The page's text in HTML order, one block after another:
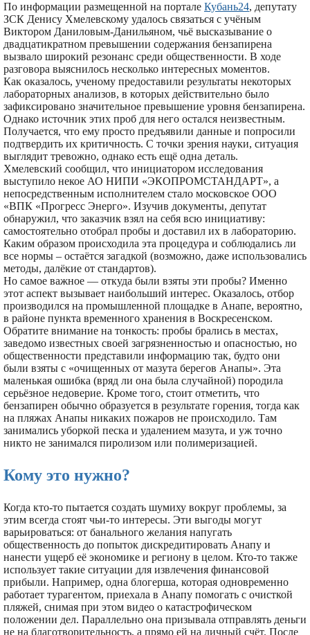
По информации размещенной на портале Кубань24, депутату
ЗСК Денису Хмелевскому удалось связаться с учёным
Виктором Даниловым-Данильяном, чьё высказывание о
двадцатикратном превышении содержания бензапирена
вызвало широкий резонанс среди общественности. В ходе
разговора выяснилось несколько интересных моментов.
Как оказалось, ученому предоставили результаты некоторых
лабораторных анализов, в которых действительно было
зафиксировано значительное превышение уровня бензапирена.
Однако источник этих проб для него остался неизвестным.
Получается, что ему просто предъявили данные и попросили
подтвердить их критичность. С точки зрения науки, ситуация
выглядит тревожно, однако есть ещё одна деталь.
Хмелевский сообщил, что инициатором исследования
выступило некое АО НИПИ «ЭКОПРОМСТАНДАРТ», а
непосредственным исполнителем стало московское ООО
«ВПК «Прогресс Энерго». Изучив документы, депутат
обнаружил, что заказчик взял на себя всю инициативу:
самостоятельно отобрал пробы и доставил их в лабораторию.
Каким образом происходила эта процедура и соблюдались ли
все нормы – остаётся загадкой (возможно, даже использовались
методы, далёкие от стандартов).
Но самое важное — откуда были взяты эти пробы? Именно
этот аспект вызывает наибольший интерес. Оказалось, отбор
производился на промышленной площадке в Анапе, вероятно,
в районе пункта временного хранения в Воскресенском.
Обратите внимание на тонкость: пробы брались в местах,
заведомо известных своей загрязненностью и опасностью, но
общественности представили информацию так, будто они
были взяты с «очищенных от мазута берегов Анапы». Эта
маленькая ошибка (вряд ли она была случайной) породила
серьёзное недоверие. Кроме того, стоит отметить, что
бензапирен обычно образуется в результате горения, тогда как
на пляжах Анапы никаких пожаров не происходило. Там
занимались уборкой песка и удалением мазута, и уж точно
никто не занимался пиролизом или полимеризацией.
Кому это нужно?
Когда кто-то пытается создать шумиху вокруг проблемы, за
этим всегда стоят чьи-то интересы. Эти выгоды могут
варьироваться: от банального желания напугать
общественность до попыток дискредитировать Анапу и
нанести ущерб её экономике и региону в целом. Кто-то также
использует такие ситуации для извлечения финансовой
прибыли. Например, одна блогерша, которая одновременно
работает турагентом, приехала в Анапу помогать с очисткой
пляжей, снимая при этом видео о катастрофическом
положении дел. Параллельно она призывала отправлять деньги
не на благотворительность, а прямо ей на личный счёт. После